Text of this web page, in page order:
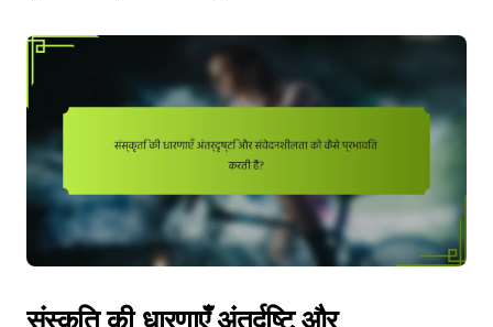
संस्कृति की धारणाएँ अंतर्दृष्टि और